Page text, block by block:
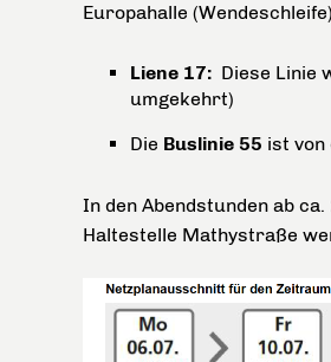
Europahalle
Liene 17: Diese Linie
umgekehrt)
Die Buslinie 55 ist
In den Abendstunden ab
Haltestelle Mathystraße